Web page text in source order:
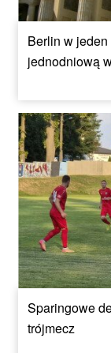
Berlin w
jednodniową
Sparingowe
trójmecz